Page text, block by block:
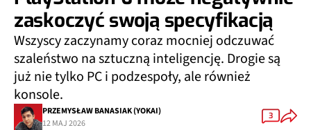
zaskoczyć swoją specyfikacją
Wszyscy zaczynamy coraz mocniej odczuwać
szaleństwo na sztuczną inteligencję. Drogie są
już nie tylko PC i podzespoły, ale również
konsole.
PRZEMYSŁAW BANASIAK (YOKAI)
12 MAJ 2026
3